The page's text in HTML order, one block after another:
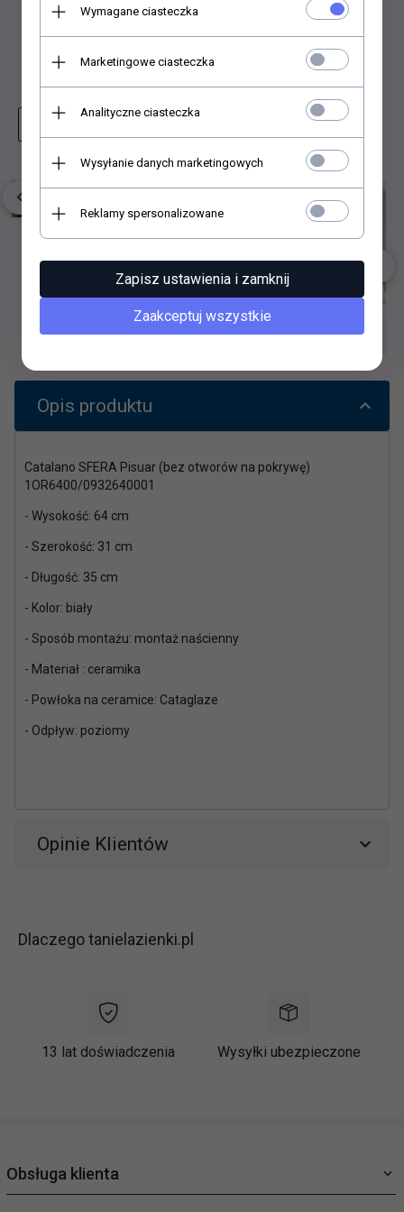
Dodaj do porównania
Dodaj do schowka
Opis produktu
Catalano SFERA Pisuar (bez otworów na pokrywę)
1OR6400/0932640001
- Wysokość: 64 cm
- Szerokość: 31 cm
- Długość: 35 cm
- Kolor: biały
- Sposób montażu: montaż naścienny
- Materiał : ceramika
- Powłoka na ceramice: Cataglaze
- Odpływ: poziomy
Opinie Klientów
Dlaczego tanielazienki.pl
13 lat doświadczenia Wysyłki ubezpieczone
Obsługa klienta
Wymagane ciasteczka
Marketingowe ciasteczka
Analityczne ciasteczka
Wysyłanie danych marketingowych
Reklamy spersonalizowane
Zapisz ustawienia i zamknij
Zaakceptuj wszystkie